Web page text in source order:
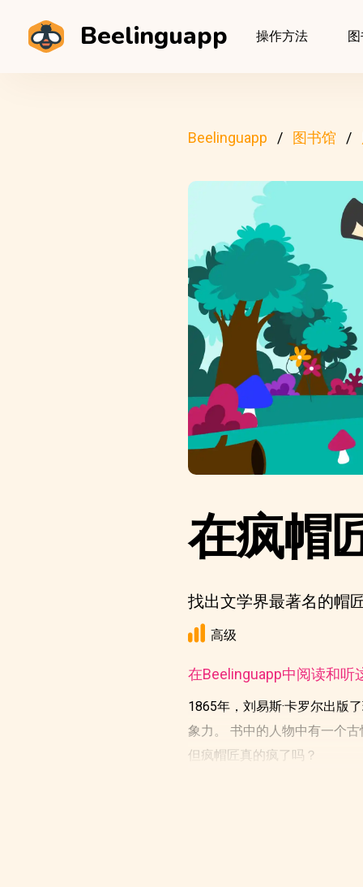
Beelinguapp 操作方法
Beelinguapp 图书馆
在疯帽
找出文学界最著名的帽
高级
在Beelinguapp中阅读和听
1865年，刘易斯·卡罗尔出版
象力。 书中的人物中有一个
但疯帽匠真的疯了吗？